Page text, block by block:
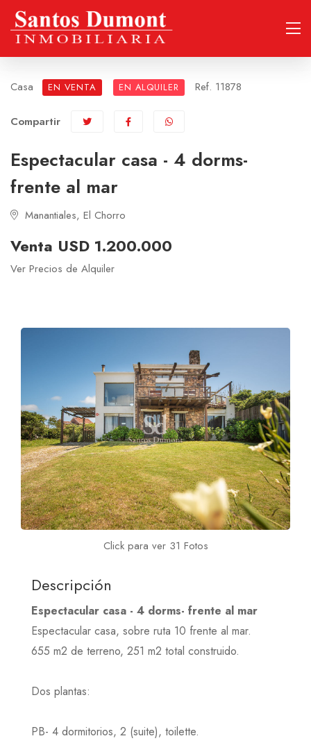
Casa EN VENTA EN ALQUILER Ref. 11878
Compartir
Espectacular casa - 4 dorms-
frente al mar
Manantiales, El Chorro
Venta USD 1.200.000
Ver Precios de Alquiler
Click para ver 31 Fotos
Descripción
Espectacular casa - 4 dorms- frente al mar
Espectacular casa, sobre ruta 10 frente al mar.
655 m2 de terreno, 251 m2 total construido.
Dos plantas:
PB- 4 dormitorios, 2 (suite), toilette.